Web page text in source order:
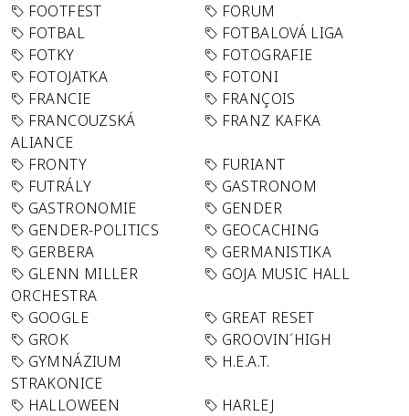
FOOTFEST
FORUM
FOTBAL
FOTBALOVÁ LIGA
FOTKY
FOTOGRAFIE
FOTOJATKA
FOTONI
FRANCIE
FRANÇOIS
FRANCOUZSKÁ
ALIANCE
FRANZ KAFKA
FRONTY
FURIANT
FUTRÁLY
GASTRONOM
GASTRONOMIE
GENDER
GENDER-POLITICS
GEOCACHING
GERBERA
GERMANISTIKA
GLENN MILLER
ORCHESTRA
GOJA MUSIC HALL
GOOGLE
GREAT RESET
GROK
GROOVIN´HIGH
GYMNÁZIUM
STRAKONICE
H.E.A.T.
HALLOWEEN
HARLEJ